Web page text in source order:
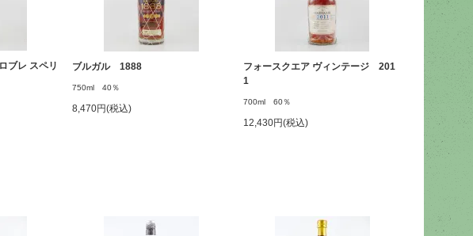
ブレ スペリ
ブルガル 1888
750ml 40％
8,470円(税込)
フォースクエア ヴィンテージ 201
1
700ml 60％
12,430円(税込)